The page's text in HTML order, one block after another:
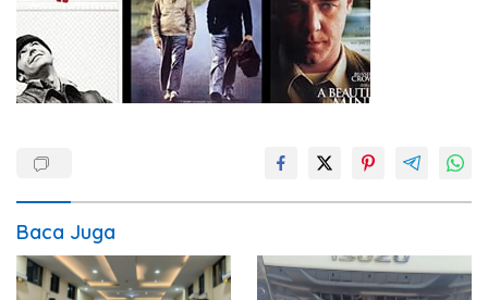
Baca Juga